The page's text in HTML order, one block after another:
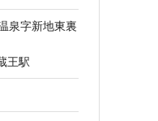
泉字新地東裏
王駅